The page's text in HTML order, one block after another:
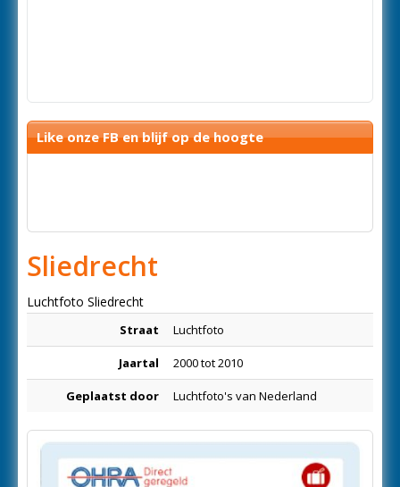
Like onze FB en blijf op de hoogte
Sliedrecht
Luchtfoto Sliedrecht
Straat Luchtfoto
Jaartal 2000 tot 2010
Geplaatst door Luchtfoto's van Nederland